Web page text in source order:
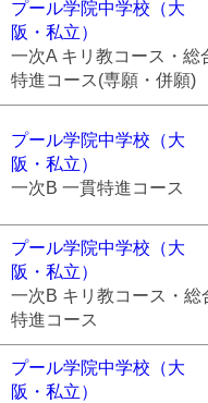
プール学院中学校（大
阪・私立）
一次A キリ教コース・総
特進コース(専願・併願)
プール学院中学校（大
阪・私立）
一次B 一貫特進コース
プール学院中学校（大
阪・私立）
一次B キリ教コース・総
特進コース
プール学院中学校（大
阪・私立）